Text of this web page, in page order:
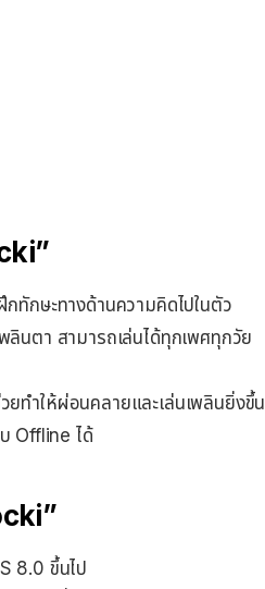
กทักษะทางด้านความคิดไปในตัว
ลินตา สามารถเล่นได้ทุกเพศทุกวัย
ยทำให้ผ่อนคลายและเล่นเพลินยิ่งขึ้น
Offline ได้
8.0 ขึ้นไป